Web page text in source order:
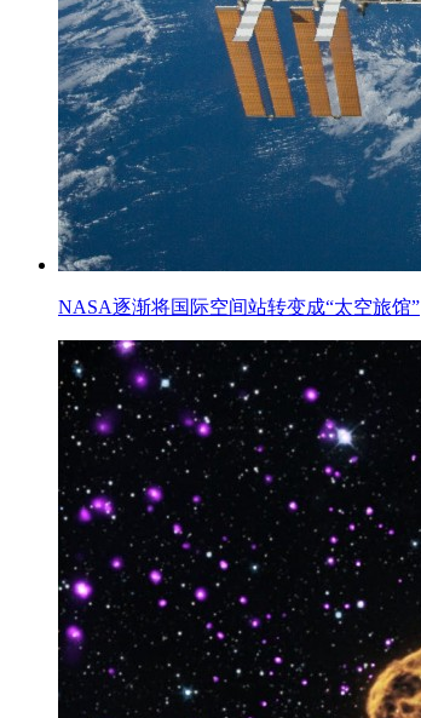
NASA逐渐将国际空间站转变成“太空旅馆”